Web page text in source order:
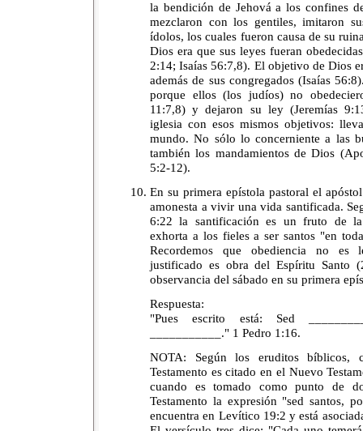
la bendición de Jehová a los confines
mezclaron con los gentiles, imitaron
ídolos, los cuales fueron causa de su
Dios era que sus leyes fueran
2:14; Isaías 56:7,8). El objetivo de Dios
además de sus congregados (Isaías
porque ellos (los judíos) no
11:7,8) y dejaron su ley (Jeremías
iglesia con esos mismos objetivos:
mundo. No sólo lo concerniente a las
también los mandamientos de Dios
5:2-12).
En su primera epístola pastoral el
amonesta a vivir una vida santificada.
6:22 la santificación es un fruto de
exhorta a los fieles a ser santos "en
Recordemos que obediencia no es
justificado es obra del Espíritu Santo
observancia del sábado en su primera
Respuesta:
"Pues escrito está: Sed
___________." 1 Pedro 1:16.
NOTA: Según los eruditos bíblicos,
Testamento es citado en el Nuevo
cuando es tomado como punto de
Testamento la expresión "sed santos,
encuentra en Levítico 19:2 y está